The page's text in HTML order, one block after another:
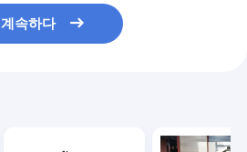
계속하다